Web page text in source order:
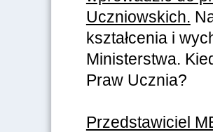
Uczniowskich.
kształcenia i
Ministerstwa.
Praw Ucznia?
Przedstawiciel